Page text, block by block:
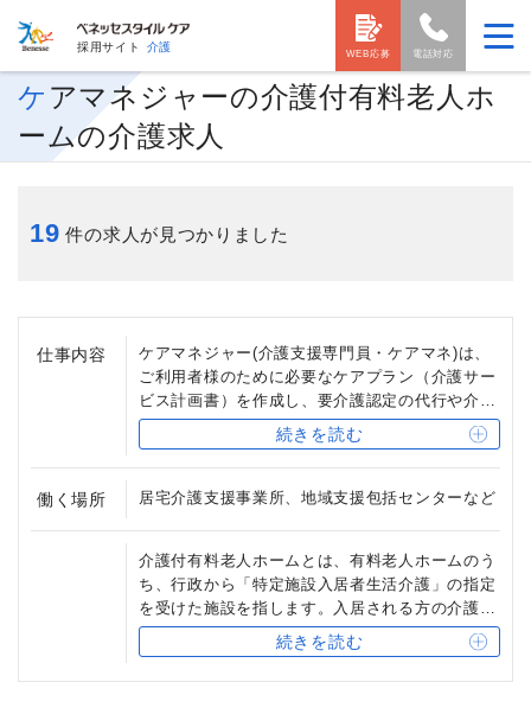
採用サイト 介護
電話対応
WEB応募
ケアマネジャーの介護付有料老人ホ
ームの介護求人
19 件の求人が見つかりました
仕事内容
ケアマネジャー(介護支援専門員・ケアマネ)は、
ご利用者様のために必要なケアプラン（介護サー
ビス計画書）を作成し、要介護認定の代行や介護
事業者に業務依頼する業務を行います。ケアプラ
ンの作成は、ご利用者様やご家族様にご希望やお
困りごとをヒアリングし、ご利用者様の心身の状
況も鑑みながら作成します。また、サービス開始
ます。ケアマネジャーの仕事には、このようなケ
アプラン作成のほか、介護保険の給付に関する事
務作業介護認定の申請代行、設定したサービスを
担当する関係事業所への連絡や調整などもありま
す。
ケアマネジャーになるためには、「介護支援専門
続きを読む
働く場所 居宅介護支援事業所、地域支援包括センターなど
介護付有料老人ホームとは、有料老人ホームのう
ち、行政から「特定施設入居者生活介護」の指定
を受けた施設を指します。入居される方の介護度
に応じて、「入居時自立型」「介護専用型」「混
合型」の3タイプがあります。多くの介護付有料
老人ホームでは、24時間体制でサービスを提供し
続きを読む